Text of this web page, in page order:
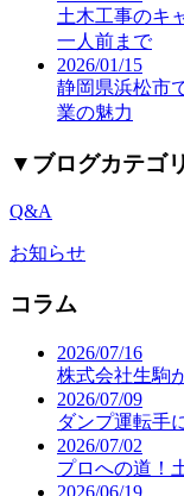
土木工事のキ
一人前まで
2026/01/15
静岡県浜松市
業の魅力
▼ ブログカテゴリ
Q&A
お知らせ
コラム
2026/07/16
株式会社生駒
2026/07/09
ダンプ運転手
2026/07/02
プロへの道！
2026/06/19